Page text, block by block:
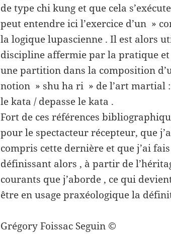
de type chi kung et que cela
peut entendre ici l’exercice d’un »
la logique lupascienne . Il est alors
discipline affermie par la pratique
une partition dans la composition
notion » shu ha ri » de l’art martial
le kata / depasse le kata .
Fort de ces références
pour le spectacteur récepteur, que
compris cette dernière et que j’ai
définissant alors , à partir de
courants que j’aborde , ce qui
être en usage praxéologique la
Grégory Foissac Seguin ©